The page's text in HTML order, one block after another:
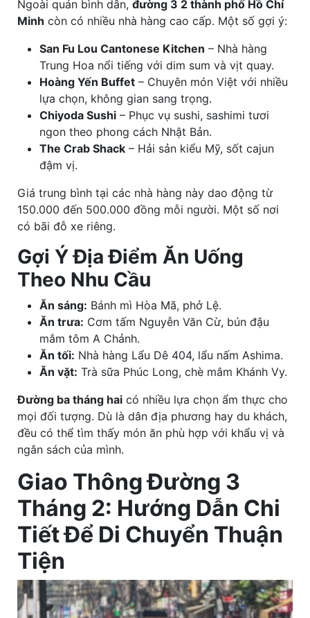
Ngoài quán bình dân, đường 3 2 thành phố Hồ Chí
Minh còn có nhiều nhà hàng cao cấp. Một số gợi ý:
San Fu Lou Cantonese Kitchen – Nhà hàng
Trung Hoa nổi tiếng với dim sum và vịt quay.
Hoàng Yến Buffet – Chuyên món Việt với nhiều
lựa chọn, không gian sang trọng.
Chiyoda Sushi – Phục vụ sushi, sashimi tươi
ngon theo phong cách Nhật Bản.
The Crab Shack – Hải sản kiểu Mỹ, sốt cajun
đậm vị.
Giá trung bình tại các nhà hàng này dao động từ
150.000 đến 500.000 đồng mỗi người. Một số nơi
có bãi đỗ xe riêng.
Gợi Ý Địa Điểm Ăn Uống
Theo Nhu Cầu
Ăn sáng: Bánh mì Hòa Mã, phở Lệ.
Ăn trưa: Cơm tấm Nguyễn Văn Cừ, bún đậu
mắm tôm A Chảnh.
Ăn tối: Nhà hàng Lẩu Dê 404, lẩu nấm Ashima.
Ăn vặt: Trà sữa Phúc Long, chè mâm Khánh Vy.
Đường ba tháng hai có nhiều lựa chọn ẩm thực cho
mọi đối tượng. Dù là dân địa phương hay du khách,
đều có thể tìm thấy món ăn phù hợp với khẩu vị và
ngân sách của mình.
Giao Thông Đường 3
Tháng 2: Hướng Dẫn Chi
Tiết Để Di Chuyển Thuận
Tiện